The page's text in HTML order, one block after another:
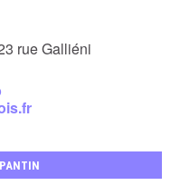
rue Galliéni
PANTIN